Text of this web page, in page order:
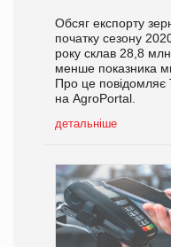
Обсяг експорту
початку сезону
року склав 28,8
менше показника
Про це повідомляє
на AgroPortal.
детальніше